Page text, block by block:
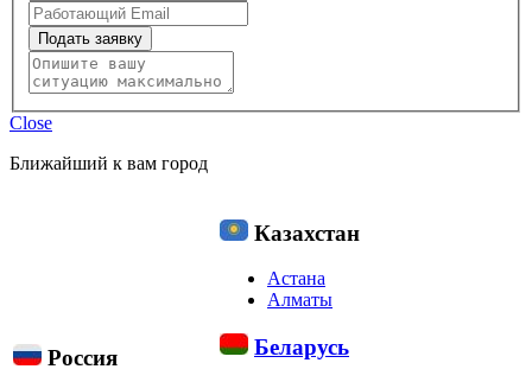
Подать заявку
Close
Ближайший к вам город
Россия
Казахстан
Астана
Алматы
Беларусь